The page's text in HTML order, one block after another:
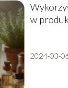
w
2024-03-